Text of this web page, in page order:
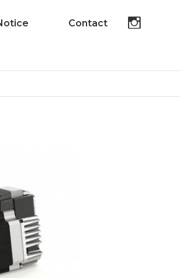
Contact